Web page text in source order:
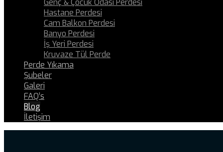
Genç & Çocuk Odası Perdesi
Hastane Perdesi
Cam Balkon Perdesi
Banyo Perdesi
İş Yeri Perdesi
Kruvaze Tül Perde
Perde Yıkama
Şubeler
Galeri
FAQ’s
Blog
İletişim